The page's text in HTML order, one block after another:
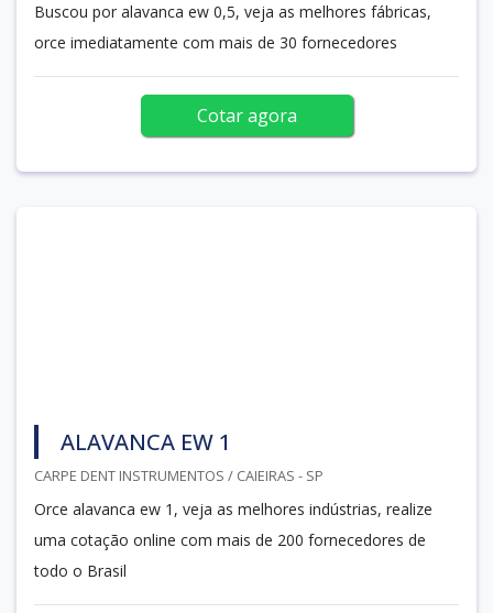
Buscou por alavanca ew 0,5, veja as melhores fábricas,
orce imediatamente com mais de 30 fornecedores
Cotar agora
ALAVANCA EW 1
CARPE DENT INSTRUMENTOS / CAIEIRAS - SP
Orce alavanca ew 1, veja as melhores indústrias, realize
uma cotação online com mais de 200 fornecedores de
todo o Brasil